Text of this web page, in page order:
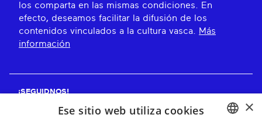
los comparta en las mismas condiciones. En
efecto, deseamos facilitar la difusión de los
contenidos vinculados a la cultura vasca.
Más
información
¡SEGUIDNOS!
×
Ese sitio web utiliza cookies